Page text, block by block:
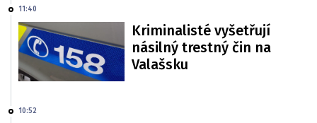
11:40
Kriminalisté vyšetřují
násilný trestný čin na
Valašsku
10:52